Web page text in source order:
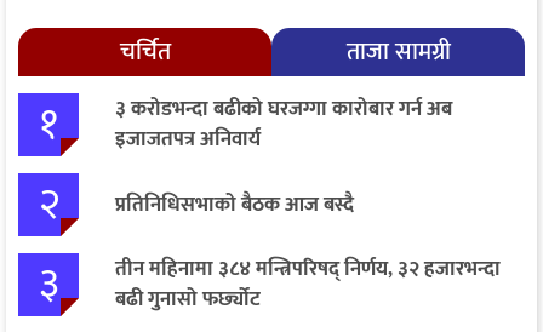
चर्चित ताजा सामग्री
१
३ करोडभन्दा बढीको घरजग्गा कारोबार गर्न अब
इजाजतपत्र अनिवार्य
२ प्रतिनिधिसभाको बैठक आज बस्दै
३
तीन महिनामा ३८४ मन्त्रिपरिषद् निर्णय, ३२ हजारभन्दा
बढी गुनासो फर्छ्योट